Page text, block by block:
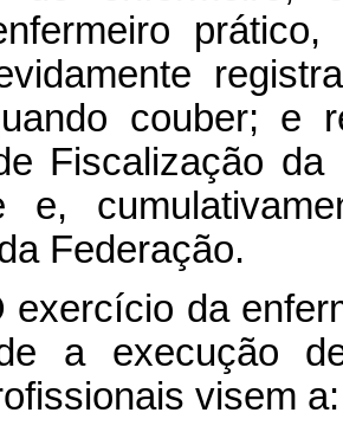
couber; e
Fiscalização
e,
Federação.
exercício da
a execução
visem a: